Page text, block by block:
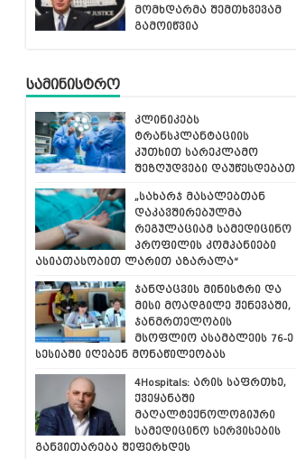
მომხდარმა შემთხვევამ
გამოიწვია
სამინისტრო
კლინიკებს
ტრანსპლანტაციის
კუთხით სარეკლამო
შეზღუდვები დაუწესდებათ
„სახარჯ მასალებთან
დაკავშირებულმა
რეგულაციამ სამედიცინო
პროფილის კომპანიები
ასიათასობით ლარით აზარალა“
ჯანდაცვის მინისტრი და
მისი მოადგილე ჟენევაში,
ჯანმრთელობის
მსოფლიო ასამბლეის 76-ე
სესიაში იღებენ მონაწილეობას
4Hospitals: არის საფრთხე,
ქვეყანაში
მაღალტექნოლოგიური
სამედიცინო სერვისების
განვითარება შეფერხდეს